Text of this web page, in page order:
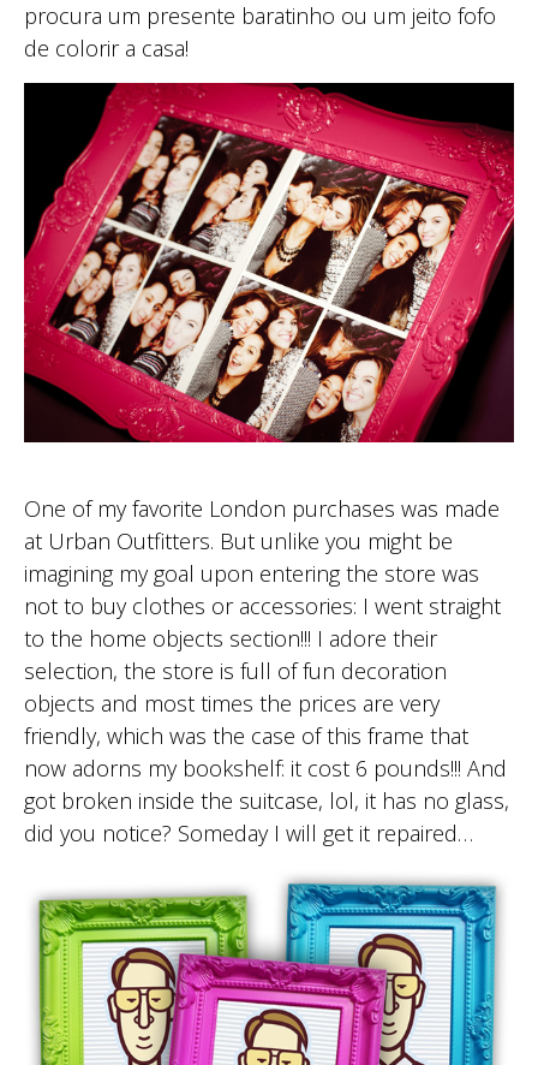
procura um presente baratinho ou um jeito fofo
de colorir a casa!
One of my favorite London purchases was made
at Urban Outfitters. But unlike you might be
imagining my goal upon entering the store was
not to buy clothes or accessories: I went straight
to the home objects section!!! I adore their
selection, the store is full of fun decoration
objects and most times the prices are very
friendly, which was the case of this frame that
now adorns my bookshelf: it cost 6 pounds!!! And
got broken inside the suitcase, lol, it has no glass,
did you notice? Someday I will get it repaired…